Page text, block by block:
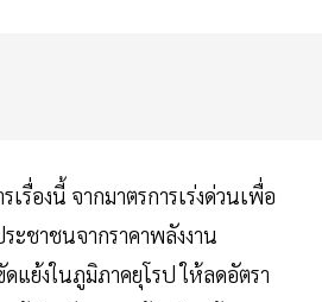
รื่องนี้ จากมาตรการเร่งด่วนเพื่อ
ะชาชนจากราคาพลังงาน
แย้งในภูมิภาคยุโรป ให้ลดอัตรา